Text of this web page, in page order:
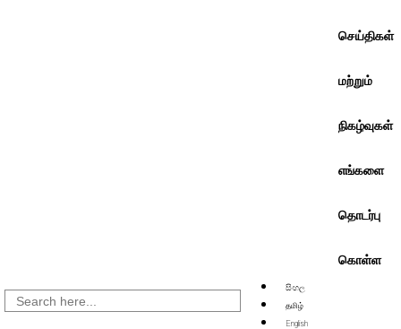
செய்திகள்
மற்றும்
நிகழ்வுகள்
எங்களை
தொடர்பு
கொள்ள
Search
for:
සිංහල
தமிழ்
English